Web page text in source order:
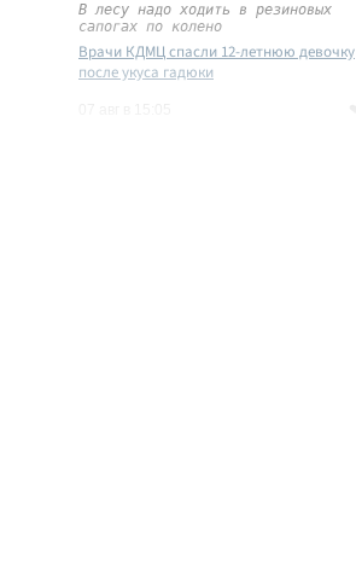
В лесу надо ходить в резиновых
сапогах по колено
Врачи КДМЦ спасли 12-летнюю девочку
после укуса гадюки